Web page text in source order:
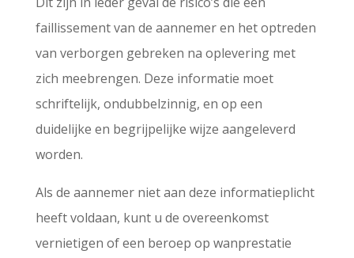
faillissement van de aannemer en het optreden
van verborgen gebreken na oplevering met
zich meebrengen. Deze informatie moet
schriftelijk, ondubbelzinnig, en op een
duidelijke en begrijpelijke wijze aangeleverd
worden.
Als de aannemer niet aan deze informatieplicht
heeft voldaan, kunt u de overeenkomst
vernietigen of een beroep op wanprestatie